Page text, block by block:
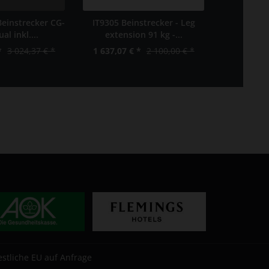
CG-
inkl....
3 024,37 € *
IT9305 Beinstrecker - Leg
extension 91 kg -...
1 637,07 € * 2 100,00 € *
EU auf Anfrage